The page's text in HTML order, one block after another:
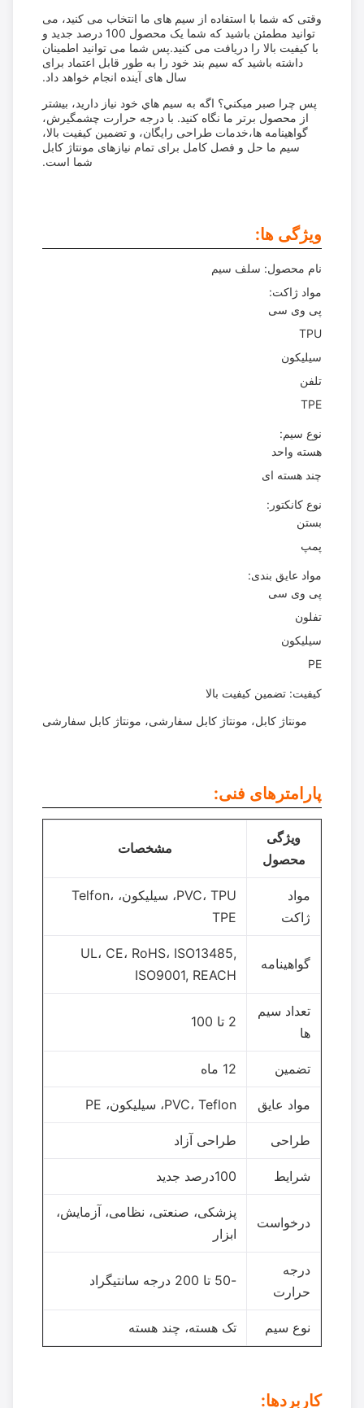
وقتی که شما با استفاده از سیم های ما انتخاب می کنید، می
توانید مطمئن باشید که شما یک محصول 100 درصد جدید و
با کیفیت بالا را دریافت می کنید.پس شما می توانید اطمینان
داشته باشید که سیم بند خود را به طور قابل اعتماد برای
سال های آینده انجام خواهد داد.
پس چرا صبر ميکني؟ اگه به سيم هاي خود نياز داريد، بيشتر
از محصول برتر ما نگاه کنيد. با درجه حرارت چشمگیرش،
گواهينامه ها،خدمات طراحی رایگان، و تضمین کیفیت بالا،
سیم ما حل و فصل کامل برای تمام نیازهای مونتاژ کابل
شما است.
ویژگی ها:
نام محصول: سلف سیم
مواد ژاکت:
پی وی سی
سیلیکون
نوع سیم:
هسته واحد
چند هسته ای
نوع کانکتور:
مواد عایق بندی:
پی وی سی
تفلون
سیلیکون
کیفیت: تضمین کیفیت بالا
مونتاژ کابل، مونتاژ کابل سفارشی، مونتاژ کابل سفارشی
پارامترهای فنی:
ویژگی
محصول
مشخصات
ژاکت
PVC، TPU، سیلیکون، Telfon،
گواهینامه
UL، CE، RoHS، ISO13485,
ISO9001, REACH
تعداد سیم
2 تا 100
تضمین
مواد عایق PVC، Teflon، سیلیکون، PE
طراحی طراحی آزاد
شرایط
درخواست
پزشکی، صنعتی، نظامی، آزمایش،
درجه
حرارت
نوع سیم تک هسته، چند هسته
کاربردها: